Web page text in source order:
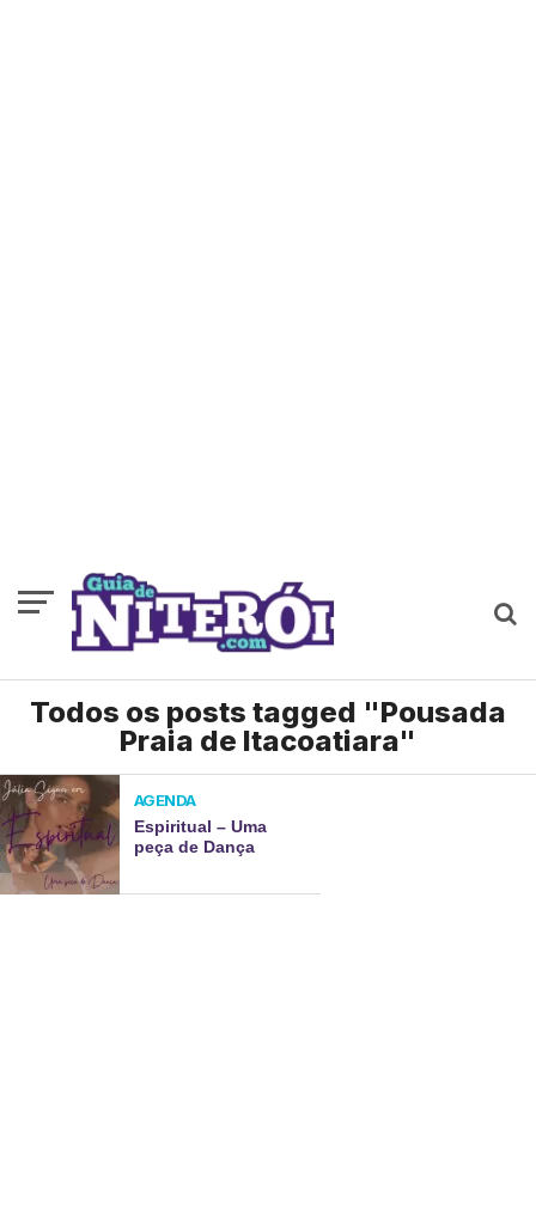
Todos os posts tagged "Pousada
Praia de Itacoatiara"
AGENDA
Espiritual – Uma
peça de Dança